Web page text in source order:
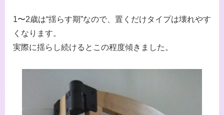
1〜2歳は“揺らす期”なので、置くだけタイプは壊れやす
くなります。
実際に揺らし続けるとこの程度傾きました。